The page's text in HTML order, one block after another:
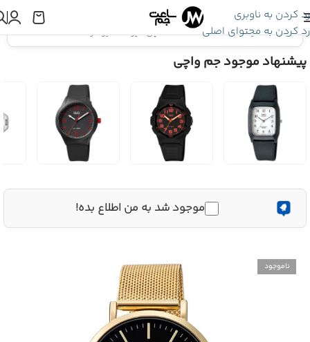
رد کردن به ناوبری
رد کردن به محتوای اصلی
اینجا هستید:ساعت Q&Q »ساعت مچی کیو اند کیو مردانه C34A-012PY
پیشنهاد موجود جم واچی
موجود شد به من اطلاع بده!
ناموجود